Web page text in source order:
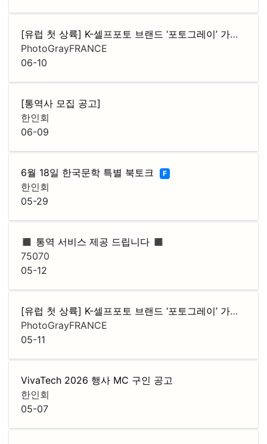
[유럽 첫 상륙] K-셀프포토 브랜드 ‘포토그레이’ 가맹점주 모집
PhotoGrayFRANCE
06-10
[통역사 모집 공고]
한인회
06-09
6월 18일 한국문학 특별 북토크 F
한인회
05-29
◼️ 통역 서비스 제공 드립니다 ◼️
75070
05-12
[유럽 첫 상륙] K-셀프포토 브랜드 ‘포토그레이’ 가맹점주 모집
PhotoGrayFRANCE
05-11
VivaTech 2026 행사 MC 구인 공고
한인회
05-07